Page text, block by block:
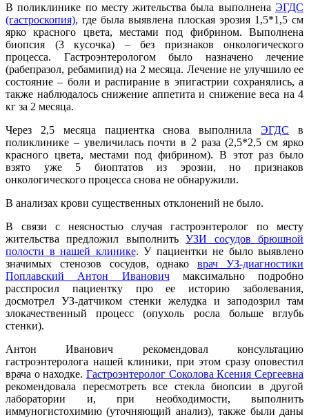
В поликлинике по месту жительства была выполнена ЭГДС
(гастроскопия), где была выявлена плоская эрозия 1,5*1,5 см
ярко красного цвета, местами под фибрином. Выполнена
биопсия (3 кусочка) – без признаков онкологического
процесса. Гастроэнтерологом было назначено лечение
(рабепразол, ребамипид) на 2 месяца. Лечение не улучшило ее
состояние – боли и распирание в эпигастрии сохранялись, а
также наблюдалось снижение аппетита и снижение веса на 4
кг за 2 месяца.
Через 2,5 месяца пациентка снова выполнилаЭГДС в
поликлинике – увеличилась почти в 2 раза (2,5*2,5 см ярко
красного цвета, местами под фибрином). В этот раз было
взято уже 5 биоптатов из эрозии, но признаков
онкологического процесса снова не обнаружили.
В анализах крови существенных отклонений не было.
В связи с неясностью случая гастроэнтеролог по месту
жительства предложил выполнитьУЗИ сосудов брюшной
полости в нашей клинике. У пациентки не было выявлено
значимых стенозов сосудов, однаковрач УЗ-диагностики
Поплавский Антон Ивановичмаксимально подробно
расспросил пациентку про ее историю заболевания,
досмотрел УЗ-датчиком стенки желудка и заподозрил там
злокачественный процесс (опухоль росла больше вглубь
стенки).
Антон Иванович рекомендовал консультацию
гастроэнтеролога нашей клиники, при этом сразу оповестил
врача о находке. Гастроэнтеролог Соколова Ксения Сергеевна
рекомендовала пересмотреть все стекла биопсии в другой
лаборатории и, при необходимости, выполнить
иммуногистохимию (уточняющий анализ), также были даны